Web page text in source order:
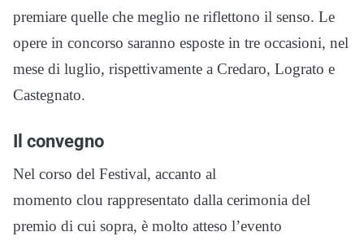
premiare quelle che meglio ne riflettono il senso. Le
opere in concorso saranno esposte in tre occasioni, nel
mese di luglio, rispettivamente a Credaro, Lograto e
Castegnato.
Il convegno
Nel corso del Festival, accanto al
momento clou rappresentato dalla cerimonia del
premio di cui sopra, è molto atteso l’evento